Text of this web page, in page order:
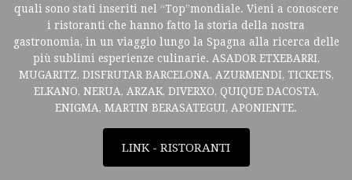
quali sono stati inseriti nel “Top”mondiale. Vieni a conoscere
i ristoranti che hanno fatto la storia della nostra
gastronomia, in un viaggio lungo la Spagna alla ricerca delle
più sublimi esperienze culinarie. ASADOR ETXEBARRI,
MUGARITZ, DISFRUTAR BARCELONA, AZURMENDI, TICKETS,
ELKANO, NERUA, ARZAK, DIVERXO, QUIQUE DACOSTA,
ENIGMA, MARTIN BERASATEGUI, APONIENTE.
LINK - RISTORANTI